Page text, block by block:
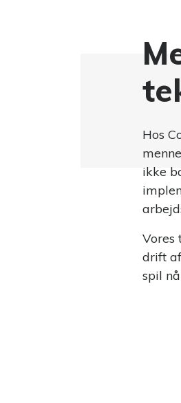
Hos
ikke
Vores
drift
spil